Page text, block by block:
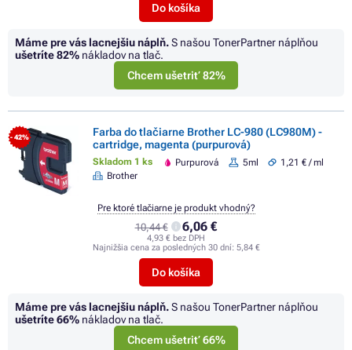
Do košíka
Máme pre vás lacnejšiu náplň.S našou TonerPartner náplňou
ušetríte82% nákladov na tlač.
Chcem ušetriť 82%
- 42%
Farba do tlačiarne Brother LC-980 (LC980M) -
cartridge, magenta (purpurová)
Skladom 1 ks Purpurová 5ml
1,21 € / ml
Brother
10,44 € 6,06 €
4,93 € bez DPH
Najnižšia cena za posledných 30 dní: 5,84 €
Do košíka
Pre ktoré tlačiarne je produkt vhodný?
Máme pre vás lacnejšiu náplň.S našou TonerPartner náplňou
ušetríte66% nákladov na tlač.
Chcem ušetriť 66%